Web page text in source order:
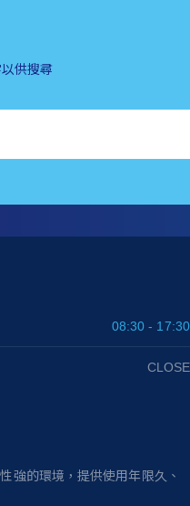
供搜尋
08:30 - 17:30
CLOSE
強的環境，提供使用年限久、